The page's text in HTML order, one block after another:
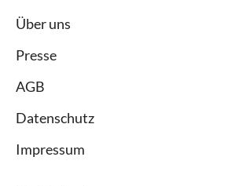
Über uns
Presse
AGB
Datenschutz
Impressum